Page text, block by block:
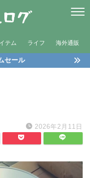
テム ライフ 海外通販
セール
2026年2月11日